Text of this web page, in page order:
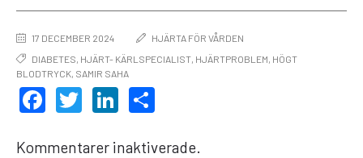
17 DECEMBER 2024
HJÄRTA FÖR VÅRDEN
DIABETES, HJÄRT- KÄRLSPECIALIST, HJÄRTPROBLEM, HÖGT
BLODTRYCK, SAMIR SAHA
FACEBOOK
TWITTERLINKEDIN
Kommentarer inaktiverade.